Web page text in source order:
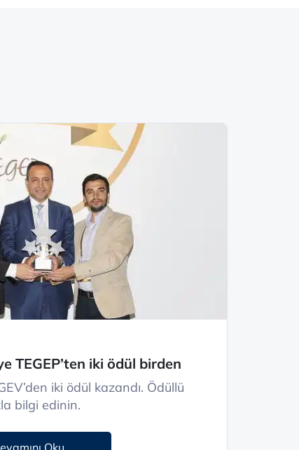
TEGEP’ten iki ödül birden
iki ödül kazandı. Ödüllü
bilgi edinin.
Oku